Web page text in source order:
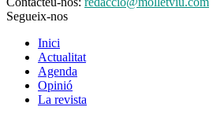
Segueix-nos
Inici
Actualitat
Agenda
Opinió
La revista